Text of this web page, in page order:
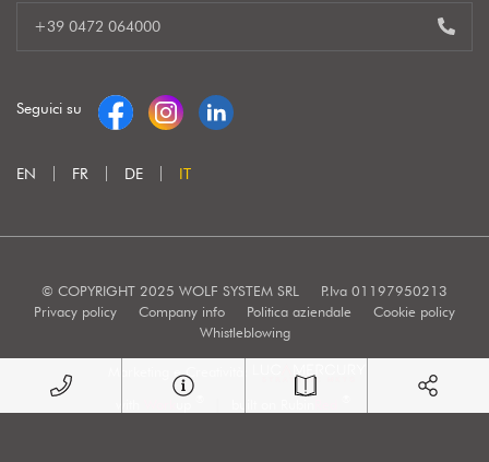
+39 0472 064000
Seguici su
EN FR DE IT
© COPYRIGHT 2025 WOLF SYSTEM SRL
P.Iva 01197950213
Privacy policy
Company info Politica aziendale
Cookie policy
Whistleblowing
Marketing e Creatività: